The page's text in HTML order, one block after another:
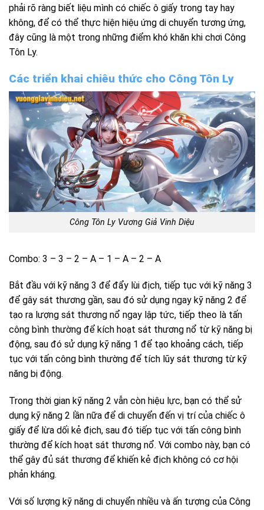
phải rõ ràng biết liệu mình có chiếc ô giấy trong tay hay
không, để có thể thực hiện hiệu ứng di chuyển tương ứng,
đây cũng là một trong những điểm khó khăn khi chơi Công
Tôn Ly.
Các triển khai chiêu thức cho Công Tôn Ly
Công Tôn Ly Vương Giả Vinh Diệu
Combo: 3 – 3 – 2 – A – 1 – A – 2 – A
Bắt đầu với kỹ năng 3 để đẩy lùi địch, tiếp tục với kỹ năng 3
để gây sát thương gần, sau đó sử dụng ngay kỹ năng 2 để
tạo ra lượng sát thương nổ ngay lập tức, tiếp theo là tấn
công bình thường để kích hoạt sát thương nổ từ kỹ năng bị
động, sau đó sử dụng kỹ năng 1 để tạo khoảng cách, tiếp
tục với tấn công bình thường để tích lũy sát thương từ kỹ
năng bị động.
Trong thời gian kỹ năng 2 vẫn còn hiệu lực, bạn có thể sử
dụng kỹ năng 2 lần nữa để di chuyển đến vị trí của chiếc ô
giấy để lừa dối kẻ địch, sau đó tiếp tục với tấn công bình
thường để kích hoạt sát thương nổ. Với combo này, bạn có
thể gây đủ sát thương để khiến kẻ địch không có cơ hội
phản kháng.
Với số lượng kỹ năng di chuyển nhiều và ấn tượng của Công